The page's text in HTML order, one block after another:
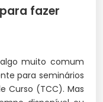
fazer
muito comum
para seminários
Curso (TCC). Mas